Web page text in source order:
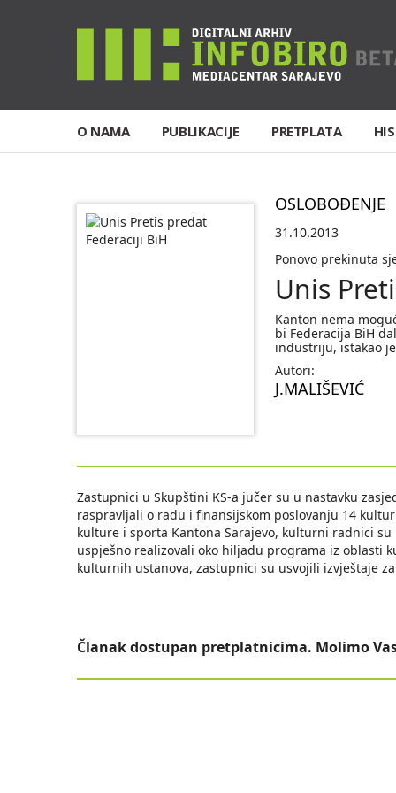
O NAMA PUBLIKACIJE PRETPLATA
OSLOBOĐENJE
31.10.2013
Ponovo prekinuta
Unis
Kanton nema
bi Federacija BiH
industriju, istakao
Autori:
J.MALIŠEVIĆ
Zastupnici u Skupštini KS-a jučer su u nastavku
raspravljali o radu i finansijskom poslovanju 14
kulture i sporta Kantona Sarajevo, kulturni radnici
uspješno realizovali oko hiljadu programa iz oblasti
kulturnih ustanova, zastupnici su usvojili izvještaje
Članak dostupan pretplatnicima. Molimo